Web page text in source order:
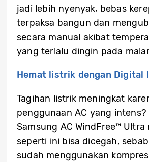
jadi lebih nyenyak, bebas
terpaksa bangun dan
secara manual akibat
yang terlalu dingin pada
Hemat listrik dengan Digital
Tagihan listrik meningkat
penggunaan AC yang intens?
Samsung AC WindFree™ Ultra
seperti ini bisa dicegah,
sudah menggunakan